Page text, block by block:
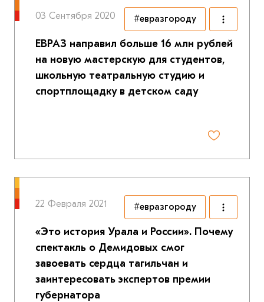
03 Сентября 2020
ЕВРАЗ направил больше 16 млн рублей
на новую мастерскую для студентов,
школьную театральную студию и
спортплощадку в детском саду
#евразгороду
22 Февраля 2021
«Это история Урала и России». Почему
спектакль о Демидовых смог
завоевать сердца тагильчан и
заинтересовать экспертов премии
губернатора
#евразгороду